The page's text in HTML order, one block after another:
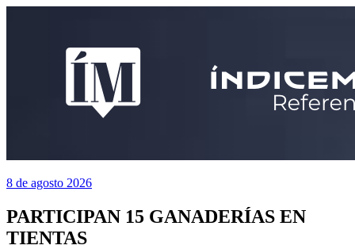
8 de agosto 2026
PARTICIPAN 15 GANADERÍAS EN
TIENTAS